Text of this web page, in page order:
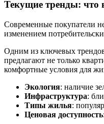
Текущие тренды: что
Современные покупатели
изменением
Одним из ключевых
предлагают не только
комфортные условия для
Экология: наличие
Инфраструктура:
Типы жилья:
Ценовая доступность